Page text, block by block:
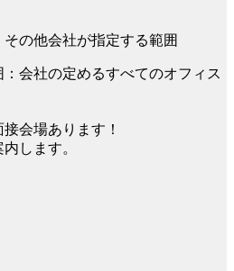
の他会社が指定する範囲
会社の定めるすべてのオフィス
会場あります！
します。